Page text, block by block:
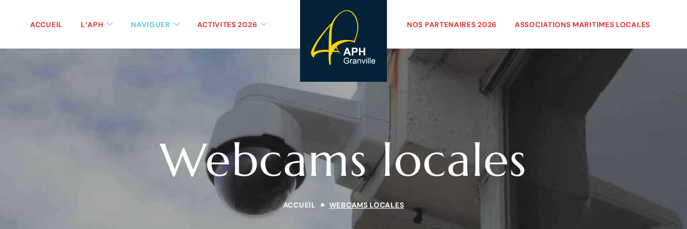
ACCUEIL L’APH NAVIGUER ACTIVITES 2026 NOS PARTENAIRES 2026 ASSOCIATIONS MARITIMES LOCALES
Webcams locales
ACCUEIL WEBCAMS LOCALES